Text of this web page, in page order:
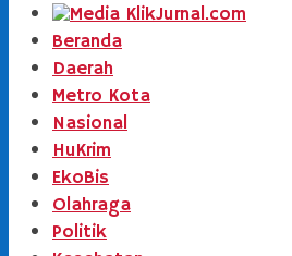
Beranda
Daerah
Metro Kota
Nasional
HuKrim
EkoBis
Olahraga
Politik